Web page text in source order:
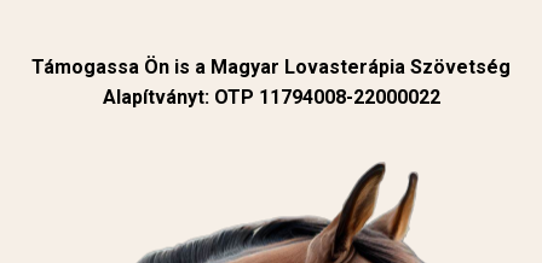
Támogassa Ön is a Magyar Lovasterápia Szövetség
Alapítványt: OTP 11794008-22000022